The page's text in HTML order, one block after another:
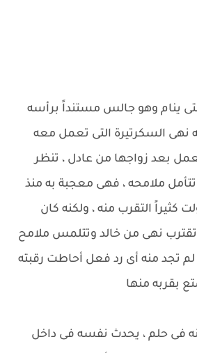
ينام وهو جالس مستنداً برأسه
نهى السكرتيرة التى تعمل معه
بعد زواجها من عادل ، تنظر
وتتأمل ملامحه ، فهى معجبة به منذ
كثيراً التقرب منه ، ولكنه كان
نهى من خالد وتتلمس ملامح
لم تجد منه أى رد فعل أحاطت رقبته
بقربه منها
فى حلم ، يحدث نفسه فى داخل